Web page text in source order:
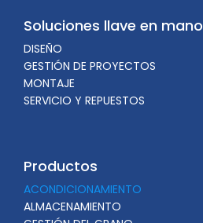
Soluciones llave en mano
DISEÑO
GESTIÓN DE PROYECTOS
MONTAJE
SERVICIO Y REPUESTOS
Productos
ACONDICIONAMIENTO
ALMACENAMIENTO